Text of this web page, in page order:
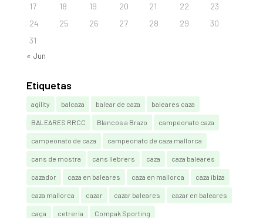
17
18 19 20 21 22
23
24
25 26 27 28 29
30
31
« Jun
Etiquetas
agility balcaza balear de caza baleares caza
BALEARES RRCC Blancos a Brazo campeonato caza
campeonato de caza campeonato de caza mallorca
cans de mostra cans llebrers caza caza baleares
cazador caza en baleares caza en mallorca caza ibiza
caza mallorca cazar cazar baleares cazar en baleares
caça cetrería Compak Sporting